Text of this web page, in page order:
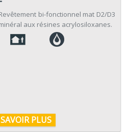
bi-fonctionnel mat D2/D3
aux résines acrylosiloxanes.
PLUS